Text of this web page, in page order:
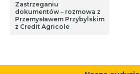
Zastrzeganiu
dokumentów – rozmowa z
Przemysławem Przybylskim
z Credit Agricole